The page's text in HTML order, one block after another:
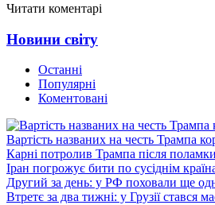
Читати коментарі
Новини світу
Останні
Популярні
Коментовані
Вартість названих на честь Трампа
Карні потролив Трампа після
Іран погрожує бити по сусіднім
Другий за день: у РФ поховали ще
Втретє за два тижні: у Грузії стався